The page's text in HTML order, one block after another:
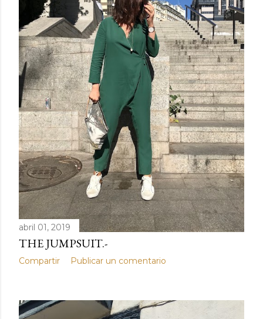
abril 01, 2019
THE JUMPSUIT.-
Compartir Publicar un comentario